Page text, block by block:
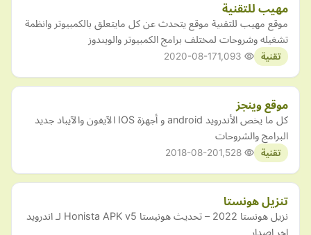
مهيب للتقنية
موقع مهيب للتقنية موقع يتحدث عن كل مايتعلق بالكمبيوتر وانظمة
تشغيله وشروحات لمختلف برامج الكمبيوتر والويندوز
تقنية 2020-08-17
موقع وينجز
كل ما يخص الأندرويد android و أجهزة IOS الآيفون والآيباد جديد
البرامج والشروحات
تقنية 2018-08-20
تنزيل هونستا
نزيل هونستا 2022 – تحديث هونيستا Honista APK v5 لـ اندرويد
اخر اصدار